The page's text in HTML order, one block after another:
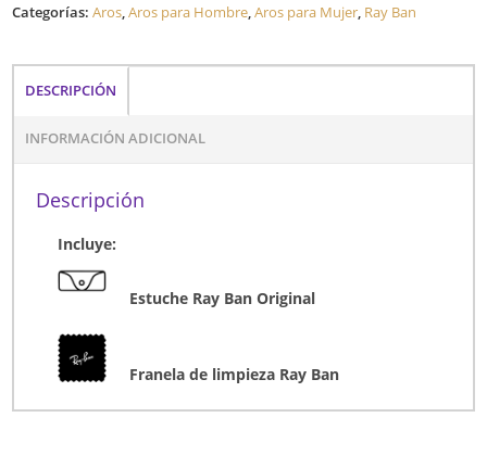
Categorías:Aros,Aros para Hombre,Aros para Mujer, Ray Ban
DESCRIPCIÓN
INFORMACIÓN ADICIONAL
Descripción
Incluye:
Estuche Ray Ban Original
Franela de limpieza Ray Ban